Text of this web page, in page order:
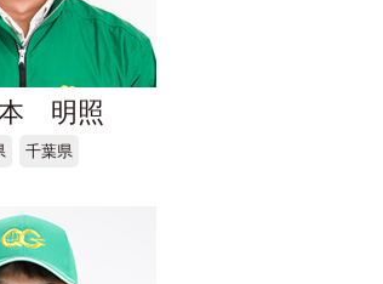
明照
千葉県